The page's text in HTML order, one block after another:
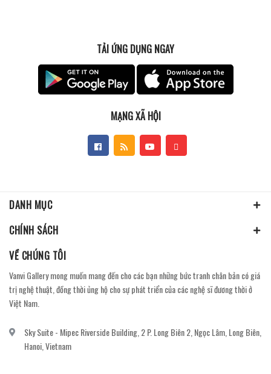
TẢI ỨNG DỤNG NGAY
MẠNG XÃ HỘI
DANH MỤC
CHÍNH SÁCH
VỀ CHÚNG TÔI
Vanvi Gallery mong muốn mang đến cho các bạn những bức tranh chân bản có giá
trị nghệ thuật, đồng thời ủng hộ cho sự phát triển của các nghệ sĩ đương thời ở
Việt Nam.
Sky Suite - Mipec Riverside Building, 2 P. Long Biên 2, Ngọc Lâm, Long Biên,
Hanoi, Vietnam